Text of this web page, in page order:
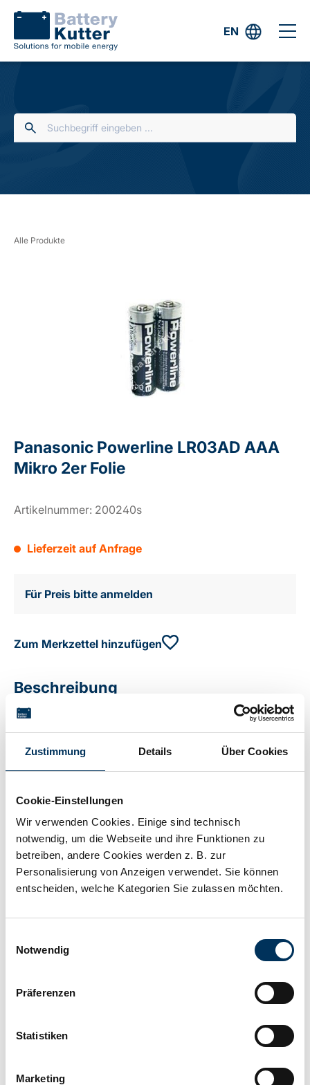
Zustimmung Details Über Cookies
Cookie-Einstellungen
Wir verwenden Cookies. Einige sind technisch
notwendig, um die Webseite und ihre Funktionen zu
betreiben, andere Cookies werden z. B. zur
Personalisierung von Anzeigen verwendet. Sie können
entscheiden, welche Kategorien Sie zulassen möchten.
Notwendig
Präferenzen
Statistiken
Marketing
EN
Alle Produkte
Panasonic Powerline LR03AD AAA
Mikro 2er Folie
Artikelnummer: 200240s
Lieferzeit auf Anfrage
Für Preis bitte anmelden
Zum Merkzettel hinzufügen
Beschreibung
Spannung: 1,5V
Kapazität: 1,383Ah
Höhe: